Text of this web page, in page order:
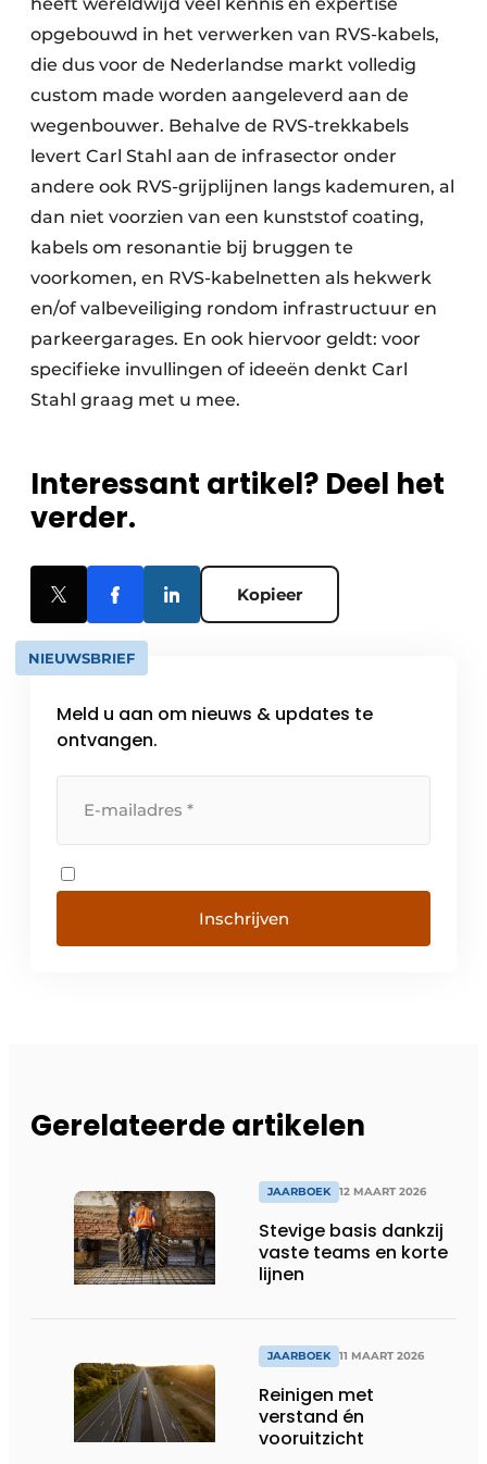
opgebouwd in het verwerken van RVS-kabels,
die dus voor de Nederlandse markt volledig
custom made worden aangeleverd aan de
wegenbouwer. Behalve de RVS-trekkabels
levert Carl Stahl aan de infrasector onder
andere ook RVS-grijplijnen langs kademuren, al
dan niet voorzien van een kunststof coating,
kabels om resonantie bij bruggen te
voorkomen, en RVS-kabelnetten als hekwerk
en/of valbeveiliging rondom infrastructuur en
parkeergarages. En ook hiervoor geldt: voor
specifieke invullingen of ideeën denkt Carl
Stahl graag met u mee.
Interessant artikel? Deel het
verder.
Kopieer
NIEUWSBRIEF
Meld u aan om nieuws & updates te
ontvangen.
Inschrijven
Gerelateerde artikelen
JAARBOEK 12 MAART 2026
Stevige basis dankzij
vaste teams en korte
lijnen
JAARBOEK 11 MAART 2026
Reinigen met
verstand én
vooruitzicht